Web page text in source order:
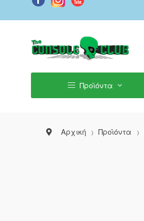
Προϊόντα
Αρχική Προϊόντα